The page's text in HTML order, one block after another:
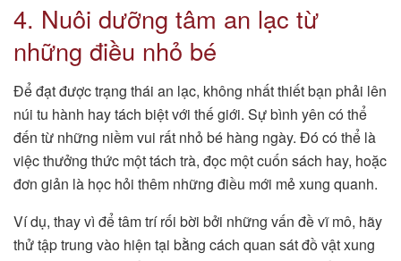
4. Nuôi dưỡng tâm an lạc từ
những điều nhỏ bé
Để đạt được trạng thái an lạc, không nhất thiết bạn phải lên
núi tu hành hay tách biệt với thế giới. Sự bình yên có thể
đến từ những niềm vui rất nhỏ bé hàng ngày. Đó có thể là
việc thưởng thức một tách trà, đọc một cuốn sách hay, hoặc
đơn giản là học hỏi thêm những điều mới mẻ xung quanh.
Ví dụ, thay vì để tâm trí rối bời bởi những vấn đề vĩ mô, hãy
thử tập trung vào hiện tại bằng cách quan sát đồ vật xung